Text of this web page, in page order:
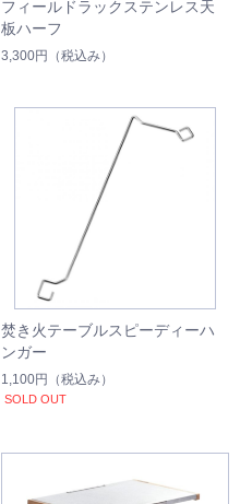
フィールドラックステンレス天
板ハーフ
3,300円 （税込み）
焚き火テーブルスピーディーハ
ンガー
1,100円 （税込み）
SOLD OUT